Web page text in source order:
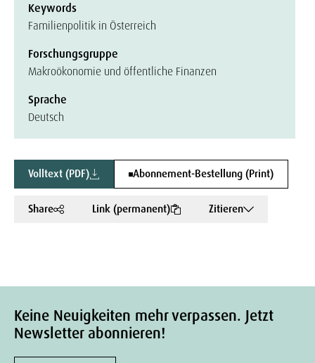
Keywords
Familienpolitik in Österreich
Forschungsgruppe
Makroökonomie und öffentliche Finanzen
Sprache
Deutsch
Volltext (PDF) Abonnement-Bestellung (Print)
Share Link (permanent) Zitieren
Keine Neuigkeiten mehr verpassen. Jetzt
Newsletter abonnieren!